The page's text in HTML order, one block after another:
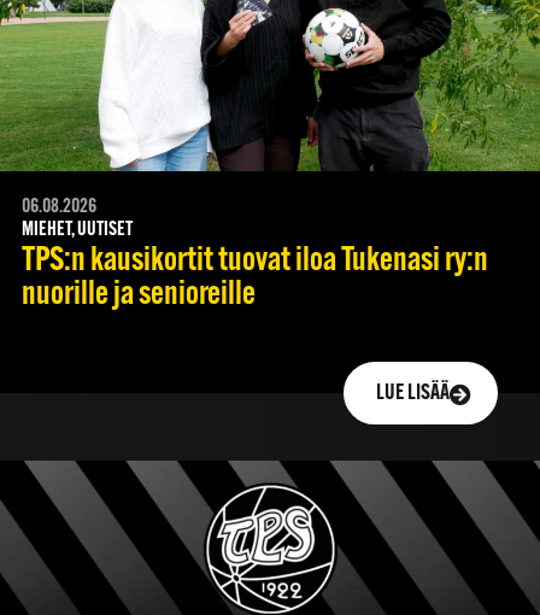
06.08.2026
MIEHET, UUTISET
TPS:n kausikortit tuovat iloa Tukenasi ry:n
nuorille ja senioreille
LUE LISÄÄ